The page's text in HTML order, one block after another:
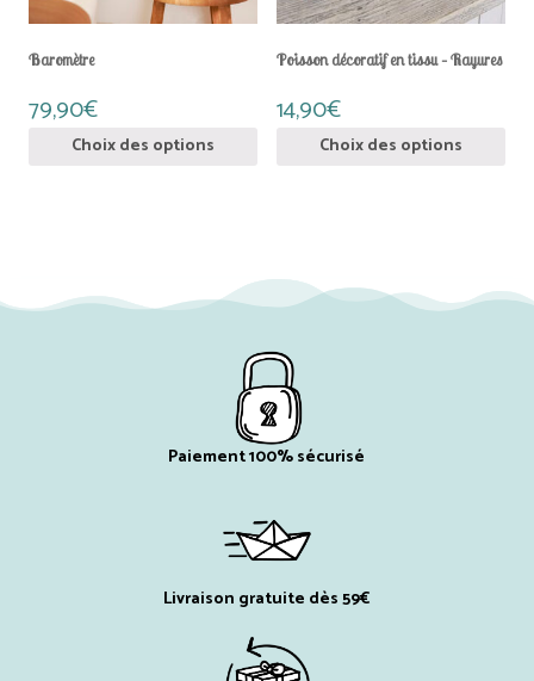
Baromètre
79,90€
Choix des options
choisies
sur
la
du
produit
Poisson décoratif en tissu – Rayures
14,90€
Choix des options
choisies
sur
la
du
produit
Paiement 100% sécurisé
Livraison gratuite dès 59€